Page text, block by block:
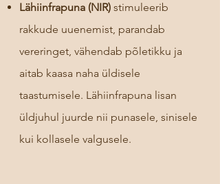
Lähiinfrapuna (NIR) stimuleerib
rakkude uuenemist, parandab
vereringet, vähendab põletikku ja
aitab kaasa naha üldisele
taastumisele. Lähiinfrapuna lisan
üldjuhul juurde nii punasele, sinisele
kui kollasele valgusele.